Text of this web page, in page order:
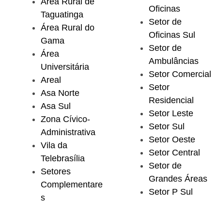
Taguatinga
Área Rural do
Gama
Área
Universitária
Areal
Asa Norte
Asa Sul
Zona Cívico-
Administrativa
Vila da
Telebrasília
Setores
Complementare
s
Oficinas
Setor de
Oficinas Sul
Setor de
Ambulâncias
Setor Comercial
Setor
Residencial
Setor Leste
Setor Sul
Setor Oeste
Setor Central
Setor de
Grandes Áreas
Setor P Sul